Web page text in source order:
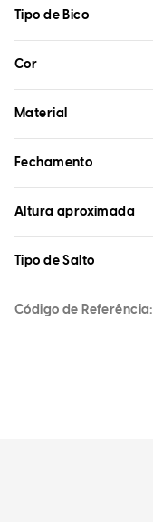
Tipo de Bico
Cor
Material
Fechamento
Altura aproximada
Tipo de Salto
Código de Referência